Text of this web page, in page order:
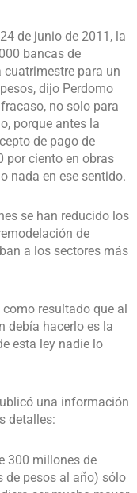
de junio de 2011, la
bancas de
cuatrimestre para un
dijo Perdomo
no solo para
porque antes la
de pago de
por ciento en obras
nada en ese sentido.
se han reducido los
de
a los sectores más
resultado que al
debía hacerlo es la
esta ley nadie lo
una información
detalles:
300 millones de
de pesos al año) sólo